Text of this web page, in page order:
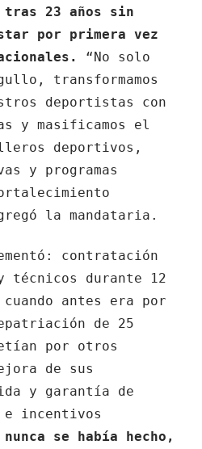
tras 23 años sin
por primera vez
“No solo
transformamos
deportistas con
y masificamos el
deportivos,
y programas
la mandataria.
contratación
técnicos durante 12
antes era por
de 25
por otros
de sus
y garantía de
incentivos
nunca se había hecho,